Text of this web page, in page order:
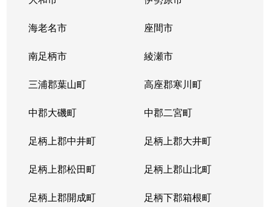
海老名市 座間市
南足柄市 綾瀬市
三浦郡葉山町 高座郡寒川町
中郡大磯町 中郡二宮町
足柄上郡中井町 足柄上郡大井町
足柄上郡松田町 足柄上郡山北町
足柄上郡開成町 足柄下郡箱根町